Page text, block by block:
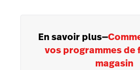
En savoir plus—
vos programmes de
magasin